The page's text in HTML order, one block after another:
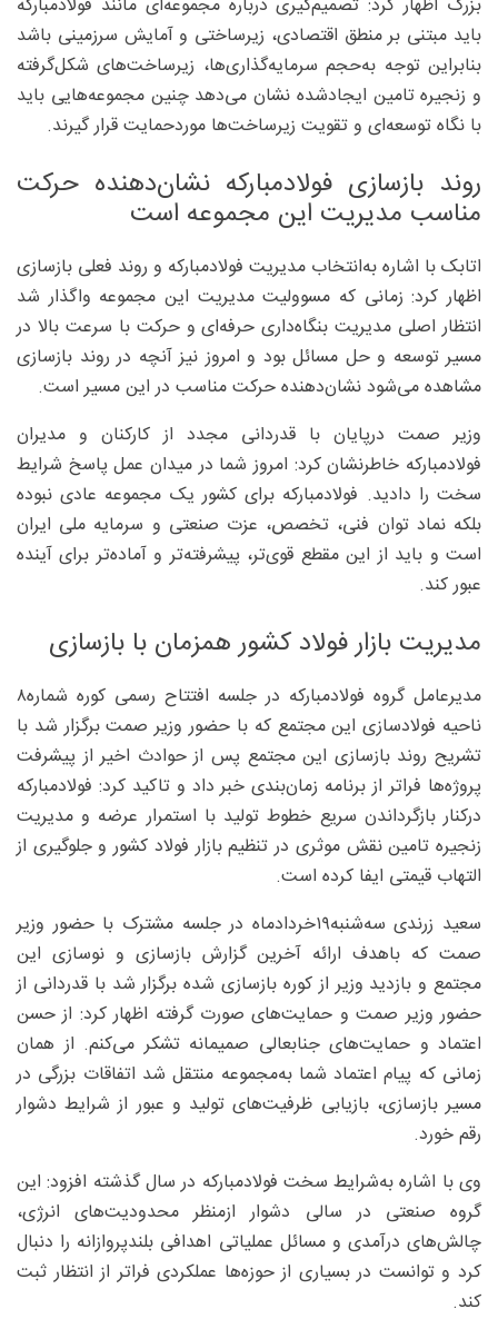
باید مبتنی بر منطق اقتصادی، زیرساختی و آمایش سرزمینی باشد
بنابراین توجه به‌حجم سرمایه‌گذاری‌ها، زیرساخت‌های شکل‌گرفته
و زنجیره تامین ایجادشده نشان می‌دهد چنین مجموعه‌هایی باید
با نگاه توسعه‌ای و تقویت زیرساخت‌ها موردحمایت قرار گیرند.
روند بازسازی فولادمبارکه نشان‌دهنده حرکت
مناسب مدیریت این مجموعه است
اتابک با اشاره به‌انتخاب مدیریت فولادمبارکه و روند فعلی بازسازی
اظهار کرد: زمانی که مسوولیت مدیریت این مجموعه واگذار شد
انتظار اصلی مدیریت بنگاه‌داری حرفه‌ای و حرکت با سرعت بالا در
مسیر توسعه و حل مسائل بود و امروز نیز آنچه در روند بازسازی
مشاهده می‌شود نشان‌دهنده حرکت مناسب در این مسیر است.
وزیر صمت درپایان با قدردانی مجدد از کارکنان و مدیران
فولادمبارکه خاطرنشان کرد: امروز شما در میدان عمل پاسخ شرایط
سخت را دادید. فولادمبارکه برای کشور یک مجموعه عادی نبوده
بلکه نماد توان فنی، تخصص، عزت صنعتی و سرمایه ملی ایران
است و باید از این مقطع قوی‌تر، پیشرفته‌تر و آماده‌تر برای آینده
عبور کند.
مدیریت بازار فولاد کشور همزمان با بازسازی
مدیرعامل گروه فولادمبارکه در جلسه افتتاح رسمی کوره شماره۸
ناحیه فولادسازی این مجتمع که با حضور وزیر صمت برگزار شد با
تشریح روند بازسازی این مجتمع پس از حوادث اخیر از پیشرفت
پروژه‌ها فراتر از برنامه زمان‌بندی خبر داد و تاکید کرد: فولادمبارکه
درکنار بازگرداندن سریع خطوط تولید با استمرار عرضه و مدیریت
زنجیره تامین نقش موثری در تنظیم بازار فولاد کشور و جلوگیری از
التهاب قیمتی ایفا کرده است.
سعید زرندی سه‌شنبه۱۹خردادماه در جلسه مشترک با حضور وزیر
صمت که باهدف ارائه آخرین گزارش بازسازی و نوسازی این
مجتمع و بازدید وزیر از کوره بازسازی شده برگزار شد با قدردانی از
حضور وزیر صمت و حمایت‌های صورت گرفته اظهار کرد: از حسن
اعتماد و حمایت‌های جنابعالی صمیمانه تشکر می‌کنم. از همان
زمانی که پیام اعتماد شما به‌مجموعه منتقل شد اتفاقات بزرگی در
مسیر بازسازی، بازیابی ظرفیت‌های تولید و عبور از شرایط دشوار
رقم خورد.
وی با اشاره به‌شرایط سخت فولادمبارکه در سال گذشته افزود: این
گروه صنعتی در سالی دشوار ازمنظر محدودیت‌های انرژی،
چالش‌های درآمدی و مسائل عملیاتی اهدافی بلندپروازانه را دنبال
کرد و توانست در بسیاری از حوزه‌ها عملکردی فراتر از انتظار ثبت
کند.